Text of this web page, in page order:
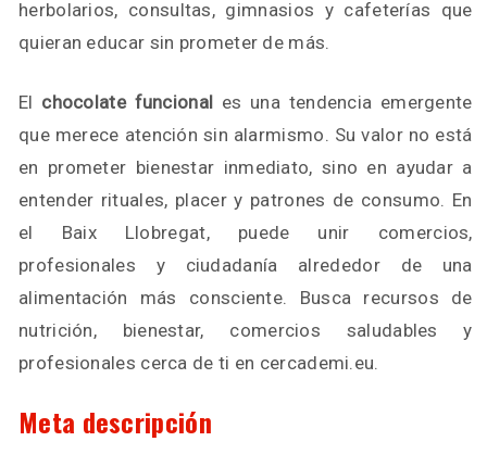
herbolarios, consultas, gimnasios y cafeterías que
quieran educar sin prometer de más.
El chocolate funcional es una tendencia emergente
que merece atención sin alarmismo. Su valor no está
en prometer bienestar inmediato, sino en ayudar a
entender rituales, placer y patrones de consumo. En
el Baix Llobregat, puede unir comercios,
profesionales y ciudadanía alrededor de una
alimentación más consciente. Busca recursos de
nutrición, bienestar, comercios saludables y
profesionales cerca de ti en cercademi.eu.
Meta descripción